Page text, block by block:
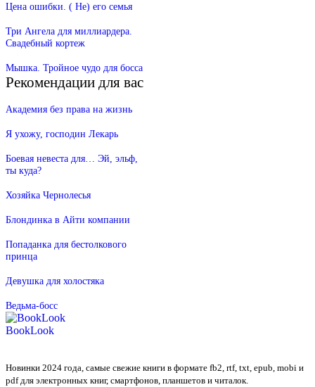
Цена ошибки. ( Не) его семья
Три Ангела для миллиардера.
Свадебный кортеж
Мышка. Тройное чудо для босса
Рекомендации для вас
Академия без права на жизнь
Я ухожу, господин Лекарь
Боевая невеста для… Эй, эльф,
ты куда?
Хозяйка Чернолесья
Блондинка в Айти компании
Попаданка для бестолкового
принца
Девушка для холостяка
Ведьма-босс
BookLook
Новинки 2024 года, самые свежие книги в формате fb2, rtf, txt, epub, mobi и
pdf для электронных книг, смартфонов, планшетов и читалок.